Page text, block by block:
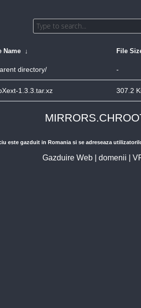
Name ↓ File
directory/ -
1.3.3.tar.xz 307.2
este gazduit in Romania si se adreseaza
Gazduire Web| domenii